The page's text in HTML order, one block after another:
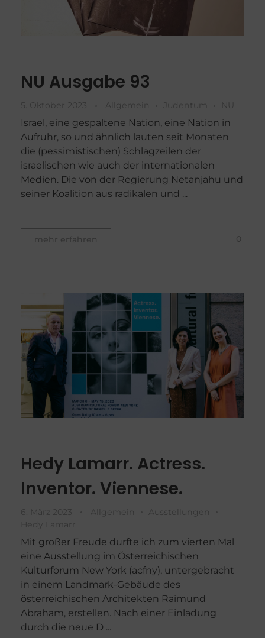
NU Ausgabe 93
5. Oktober 2023 Allgemein Judentum NU
Israel, eine gespaltene Nation, eine Nation in
Aufruhr, so und ähnlich lauten seit Monaten
die (pessimistischen) Schlagzeilen der
israelischen wie auch der internationalen
Medien. Die von der Regierung Netanjahu und
seiner Koalition aus radikalen und ...
mehr erfahren 0
Hedy Lamarr. Actress.
Inventor. Viennese.
6. März 2023 Allgemein
Ausstellungen
Hedy Lamarr
Mit großer Freude durfte ich zum vierten Mal
eine Ausstellung im Österreichischen
Kulturforum New York (acfny), untergebracht
in einem Landmark-Gebäude des
österreichischen Architekten Raimund
Abraham, erstellen. Nach einer Einladung
durch die neue D ...